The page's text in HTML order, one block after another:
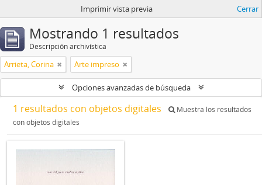
Imprimir vista previa Cerrar
Mostrando 1 resultados
Descripción archivística
Arrieta, Corina Arte impreso
Opciones avanzadas de búsqueda
1 resultados con objetos digitales
Muestra los resultados
con objetos digitales